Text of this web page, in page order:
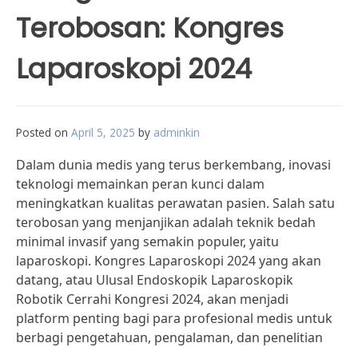
Terobosan: Kongres
Laparoskopi 2024
Posted on April 5, 2025 by adminkin
Dalam dunia medis yang terus berkembang, inovasi
teknologi memainkan peran kunci dalam
meningkatkan kualitas perawatan pasien. Salah satu
terobosan yang menjanjikan adalah teknik bedah
minimal invasif yang semakin populer, yaitu
laparoskopi. Kongres Laparoskopi 2024 yang akan
datang, atau Ulusal Endoskopik Laparoskopik
Robotik Cerrahi Kongresi 2024, akan menjadi
platform penting bagi para profesional medis untuk
berbagi pengetahuan, pengalaman, dan penelitian